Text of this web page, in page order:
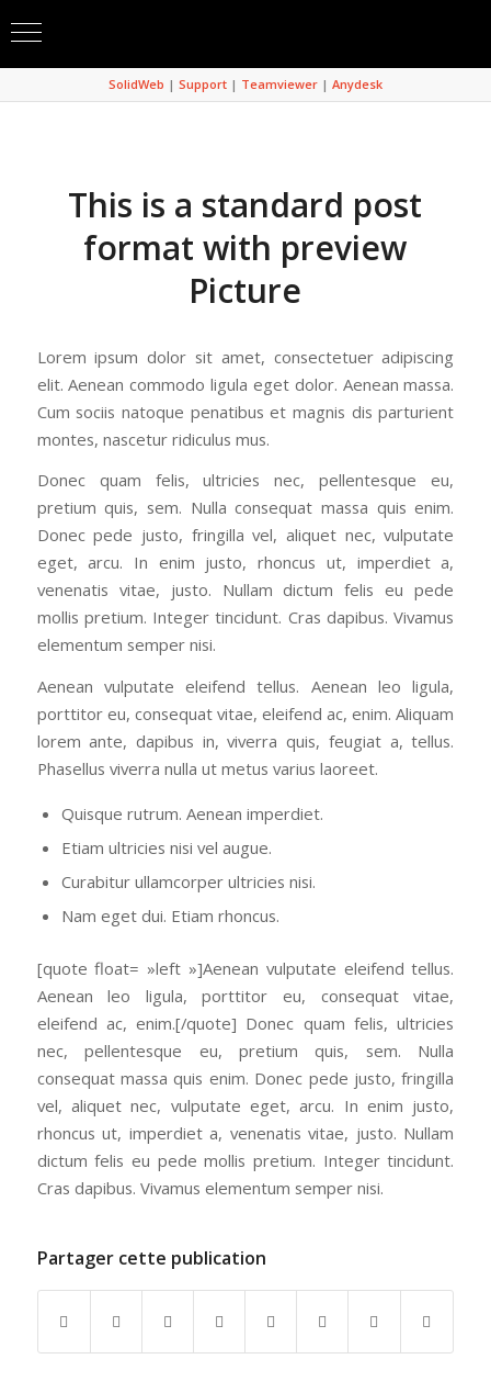
SolidWeb | Support| Teamviewer| Anydesk
This is a standard post
format with preview
Picture
Lorem ipsum dolor sit amet, consectetuer adipiscing
elit. Aenean commodo ligula eget dolor. Aenean massa.
Cum sociis natoque penatibus et magnis dis parturient
montes, nascetur ridiculus mus.
Donec quam felis, ultricies nec, pellentesque eu,
pretium quis, sem. Nulla consequat massa quis enim.
Donec pede justo, fringilla vel, aliquet nec, vulputate
eget, arcu. In enim justo, rhoncus ut, imperdiet a,
venenatis vitae, justo. Nullam dictum felis eu pede
mollis pretium. Integer tincidunt. Cras dapibus. Vivamus
elementum semper nisi.
Aenean vulputate eleifend tellus. Aenean leo ligula,
porttitor eu, consequat vitae, eleifend ac, enim. Aliquam
lorem ante, dapibus in, viverra quis, feugiat a, tellus.
Phasellus viverra nulla ut metus varius laoreet.
Quisque rutrum. Aenean imperdiet.
Etiam ultricies nisi vel augue.
Curabitur ullamcorper ultricies nisi.
Nam eget dui. Etiam rhoncus.
[quote float= »left »]Aenean vulputate eleifend tellus.
Aenean leo ligula, porttitor eu, consequat vitae,
eleifend ac, enim.[/quote] Donec quam felis, ultricies
nec, pellentesque eu, pretium quis, sem. Nulla
consequat massa quis enim. Donec pede justo, fringilla
vel, aliquet nec, vulputate eget, arcu. In enim justo,
rhoncus ut, imperdiet a, venenatis vitae, justo. Nullam
dictum felis eu pede mollis pretium. Integer tincidunt.
Cras dapibus. Vivamus elementum semper nisi.
Partager cette publication